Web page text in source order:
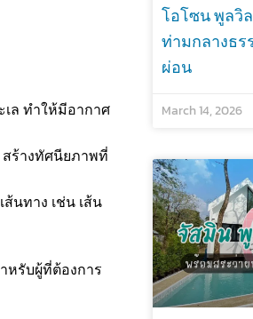
ล ทำให้มีอากาศ
ร้างทัศนียภาพที่
นทาง เช่น เส้น
หรับผู้ที่ต้องการ
โอโซน พูลวิ
ท่ามกลางธ
ผ่อน
March 14, 2026